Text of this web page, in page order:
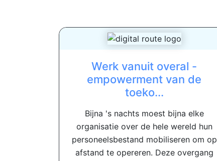
Werk vanuit overal -
empowerment van de
toeko...
Bijna 's nachts moest bijna elke
organisatie over de hele wereld hun
personeelsbestand mobiliseren om op
afstand te opereren. Deze overgang